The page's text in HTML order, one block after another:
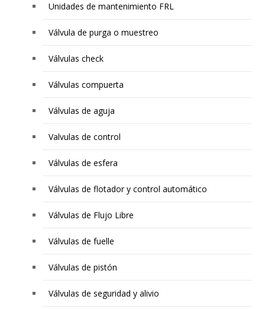
Unidades de mantenimiento FRL
Válvula de purga o muestreo
Válvulas check
Válvulas compuerta
Válvulas de aguja
Valvulas de control
Válvulas de esfera
Válvulas de flotador y control automático
Válvulas de Flujo Libre
Válvulas de fuelle
Válvulas de pistón
Válvulas de seguridad y alivio